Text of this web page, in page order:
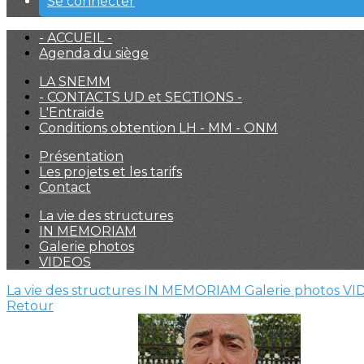
- ACCUEIL -
Agenda du siège
LA SNEMM
- CONTACTS UD et SECTIONS -
L'Entraide
Conditions obtention LH - MM - ONM
Présentation
Les projets et les tarifs
Contact
La vie des structures
IN MEMORIAM
Galerie photos
VIDEOS
La vie des structures IN MEMORIAM Galerie photos
Retour